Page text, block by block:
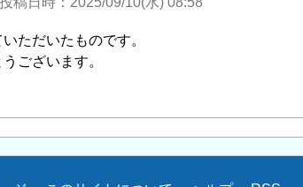
ただいたものです。
ございます。